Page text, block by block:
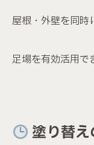
屋根・外壁を同時
足場を有効活用で
塗り替え